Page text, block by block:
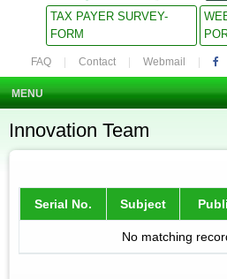
TAX PAYER SURVEY-
FORM
FAQ Contact Webmail
MENU
Innovation Team
Serial No. Subject
No matching